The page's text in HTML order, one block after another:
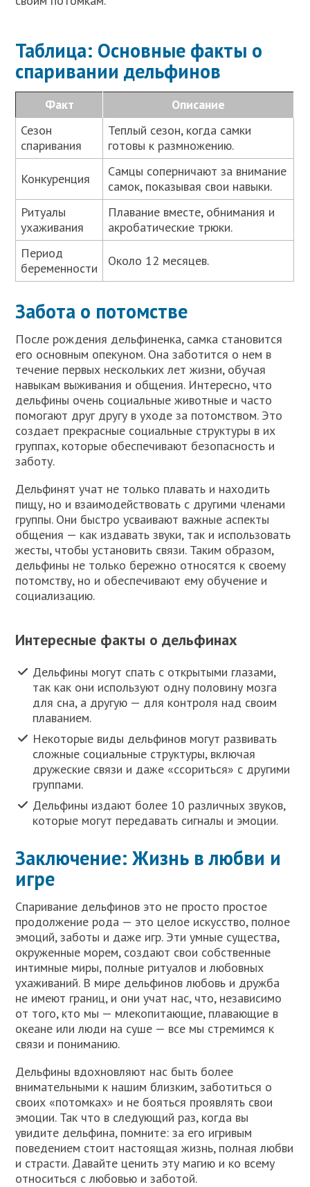
Таблица: Основные факты о
спаривании дельфинов
Факт
Описание
Сезон
спаривания
Теплый сезон, когда самки
готовы к размножению.
Конкуренция
Самцы соперничают за внимание
самок, показывая свои навыки.
Ритуалы
ухаживания
Плавание вместе, обнимания и
акробатические трюки.
Период
беременности
Около 12 месяцев.
Забота о потомстве
После рождения дельфиненка, самка становится
его основным опекуном. Она заботится о нем в
течение первых нескольких лет жизни, обучая
навыкам выживания и общения. Интересно, что
дельфины очень социальные животные и часто
помогают друг другу в уходе за потомством. Это
создает прекрасные социальные структуры в их
группах, которые обеспечивают безопасность и
заботу.
Дельфинят учат не только плавать и находить
пищу, но и взаимодействовать с другими членами
группы. Они быстро усваивают важные аспекты
общения — как издавать звуки, так и использовать
жесты, чтобы установить связи. Таким образом,
дельфины не только бережно относятся к своему
потомству, но и обеспечивают ему обучение и
социализацию.
Интересные факты о дельфинах
Дельфины могут спать с открытыми глазами,
так как они используют одну половину мозга
для сна, а другую — для контроля над своим
плаванием.
Некоторые виды дельфинов могут развивать
сложные социальные структуры, включая
дружеские связи и даже «ссориться» с другими
группами.
Дельфины издают более 10 различных звуков,
которые могут передавать сигналы и эмоции.
Заключение: Жизнь в любви и
игре
Спаривание дельфинов это не просто простое
продолжение рода — это целое искусство, полное
эмоций, заботы и даже игр. Эти умные существа,
окруженные морем, создают свои собственные
интимные миры, полные ритуалов и любовных
ухаживаний. В мире дельфинов любовь и дружба
не имеют границ, и они учат нас, что, независимо
от того, кто мы — млекопитающие, плавающие в
океане или люди на суше — все мы стремимся к
связи и пониманию.
Дельфины вдохновляют нас быть более
внимательными к нашим близким, заботиться о
своих «потомках» и не бояться проявлять свои
эмоции. Так что в следующий раз, когда вы
увидите дельфина, помните: за его игривым
поведением стоит настоящая жизнь, полная любви
и страсти. Давайте ценить эту магию и ко всему
относиться с любовью и заботой.